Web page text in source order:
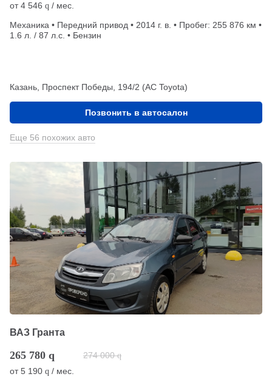
от4 546 q / мес.
Механика • Передний привод • 2014 г. в. • Пробег: 255 876 км •
1.6 л. / 87 л.с. • Бензин
Казань, Проспект Победы, 194/2 (АС Toyota)
Позвонить в автосалон
Еще 56 похожих авто
ВАЗ Гранта
265 780 q 274 000 q
от5 190 q / мес.